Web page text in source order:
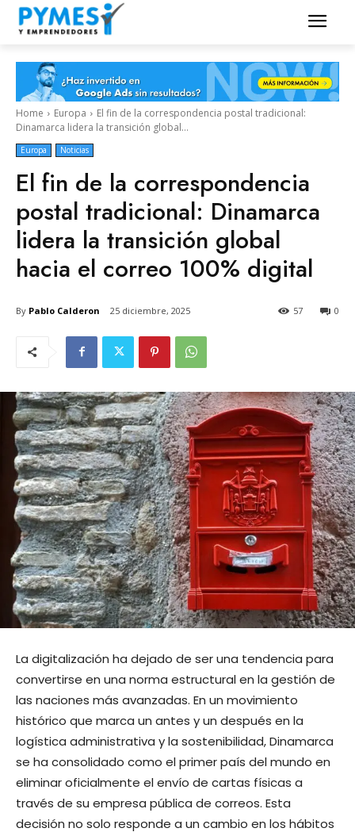
Home Europa
El fin de la correspondencia postal tradicional:
Dinamarca lidera la transición global...
Europa Noticias
El fin de la correspondencia
postal tradicional: Dinamarca
lidera la transición global
hacia el correo 100% digital
By Pablo Calderon 25 diciembre, 2025 0
57
La digitalización ha dejado de ser una tendencia para
convertirse en una norma estructural en la gestión de
las naciones más avanzadas. En un movimiento
histórico que marca un antes y un después en la
logística administrativa y la sostenibilidad, Dinamarca
se ha consolidado como el primer país del mundo en
eliminar oficialmente el envío de cartas físicas a
través de su empresa pública de correos. Esta
decisión no solo responde a un cambio en los hábitos